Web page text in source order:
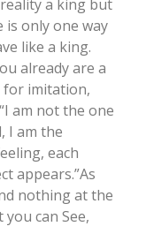
a king but
only one way
like a king.
already are a
for imitation,
am not the one
I am the
each
appears.”As
nothing at the
can See,